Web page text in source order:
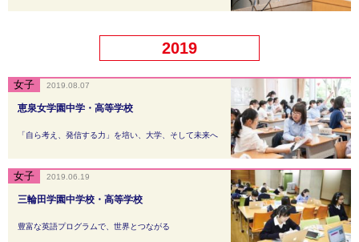
2019
恵泉女学園中学・高等学校
「自ら考え、発信する力」を培い、大学、そして未来へ
2019.08.07
三輪田学園中学校・高等学校
豊富な英語プログラムで、世界とつながる
2019.06.19